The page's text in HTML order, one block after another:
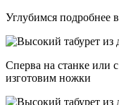
Углубимся подробнее
Сперва на станке или
изготовим ножки